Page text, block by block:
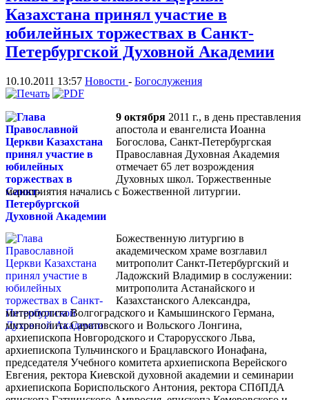
Казахстана принял участие в
юбилейных торжествах в Санкт-
Петербургской Духовной Академии
10.10.2011 13:57 Новости - Богослужения
9 октября 2011 г., в день преставления
апостола и евангелиста Иоанна
Богослова, Санкт-Петербургская
Православная Духовная Академия
отмечает 65 лет возрождения
Духовных школ. Торжественные
мероприятия начались с Божественной литургии.
Божественную литургию в
академическом храме возглавил
митрополит Санкт-Петербургский и
Ладожский Владимир в сослужении:
митрополита Астанайского и
Казахстанского Александра,
митрополита Волгоградского и Камышинского Германа,
митрополита Саратовского и Вольского Лонгина,
архиепископа Новгородского и Старорусского Льва,
архиепископа Тульчинского и Брацлавского Ионафана,
председателя Учебного комитета архиепископа Верейского
Евгения, ректора Киевской духовной академии и семинарии
архиепископа Бориспольского Антония, ректора СПбПДА